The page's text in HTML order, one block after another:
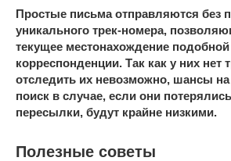
Простые письма отправляются без
уникального трек-номера,
текущее местонахождение подобной
корреспонденции. Так как у них нет
отследить их невозможно, шансы
поиск в случае, если они
пересылки, будут крайне низкими.
Полезные советы